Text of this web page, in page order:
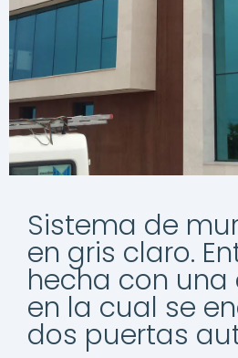
Sistema de
en gris claro.
hecha con
en la cual se
dos puertas